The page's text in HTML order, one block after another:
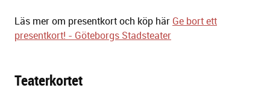
Läs mer om presentkort och köp här Ge bort ett
presentkort! - Göteborgs Stadsteater
Teaterkortet